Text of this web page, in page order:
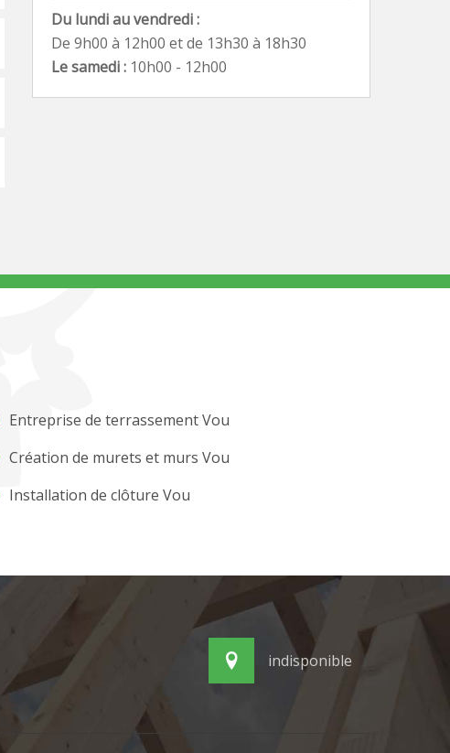
Du lundi au vendredi :
De 9h00 à 12h00 et de 13h30 à 18h30
Le samedi : 10h00 - 12h00
Entreprise de terrassement Vou
Création de murets et murs Vou
Installation de clôture Vou
indisponible